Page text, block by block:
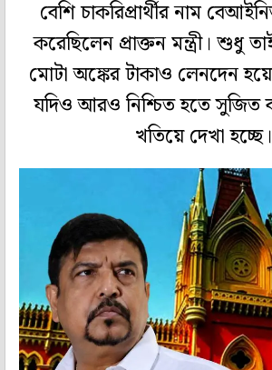
বেশি চাকরিপ্রার্থীর নাম
করেছিলেন প্রাক্তন মন্ত্রী। শুধু
মোটা অঙ্কের টাকাও লেনদেন
যদিও আরও নিশ্চিত হতে সুজিত
খতিয়ে দেখা হচ্ছে।